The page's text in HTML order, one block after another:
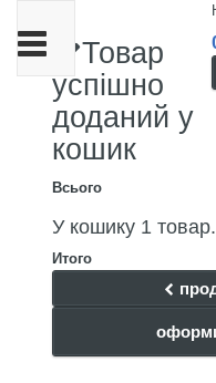
Товар
успішно
доданий у
кошик
Всього
У кошику 1 товар.
Итого
Toggle
navigation